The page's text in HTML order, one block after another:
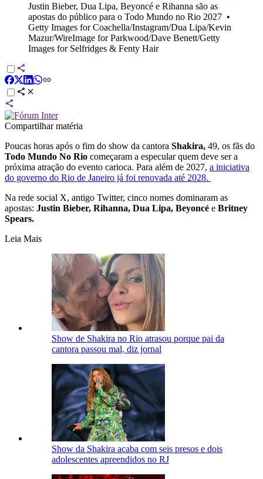
Justin Bieber, Dua Lipa, Beyoncé e Rihanna são as
apostas do público para o Todo Mundo no Rio 2027 •
Getty Images for Coachella/Instagram/Dua Lipa/Kevin
Mazur/WireImage for Parkwood/Dave Benett/Getty
Images for Selfridges & Fenty Hair
Compartilhar matéria
Poucas horas após o fim do show da cantora Shakira, 49, os fãs do
Todo Mundo No Rio começaram a especular quem deve ser a
próxima atração do evento carioca. Para além de 2027, a iniciativa
do governo do Rio de Janeiro já foi renovada até 2028.
Na rede social X, antigo Twitter, cinco nomes dominaram as
apostas: Justin Bieber, Rihanna, Dua Lipa, Beyoncé e Britney
Spears.
Leia Mais
Show de Shakira no Rio atrasou porque pai da
cantora passou mal, diz jornal
Show da Shakira acaba com seis presos e dois
adolescentes apreendidos no RJ